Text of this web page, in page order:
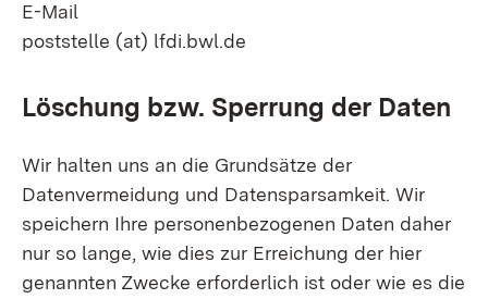
E-Mail
poststelle (at) lfdi.bwl.de
Löschung bzw. Sperrung der Daten
Wir halten uns an die Grundsätze der
Datenvermeidung und Datensparsamkeit. Wir
speichern Ihre personenbezogenen Daten daher
nur so lange, wie dies zur Erreichung der hier
genannten Zwecke erforderlich ist oder wie es die